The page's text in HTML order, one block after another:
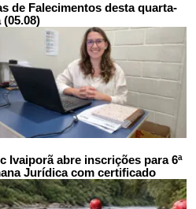
de Falecimentos desta quarta-
(05.08)
Ivaiporã abre inscrições para 6ª
Jurídica com certificado